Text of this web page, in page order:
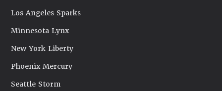
Los Angeles Sparks
Minnesota Lynx
New York Liberty
Phoenix Mercury
Seattle Storm